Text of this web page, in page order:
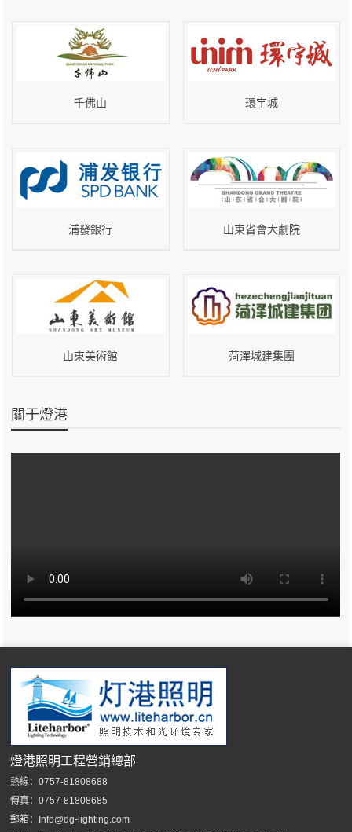
千佛山 環宇城
浦發銀行 山東省會大劇院
山東美術館 菏澤城建集團
關于燈港
燈港照明工程營銷總部
熱線：0757-81808688
傳真：0757-81808685
郵箱：Info@dg-lighting.com